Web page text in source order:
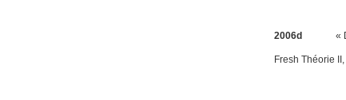
2006d « Du
Fresh Théorie II